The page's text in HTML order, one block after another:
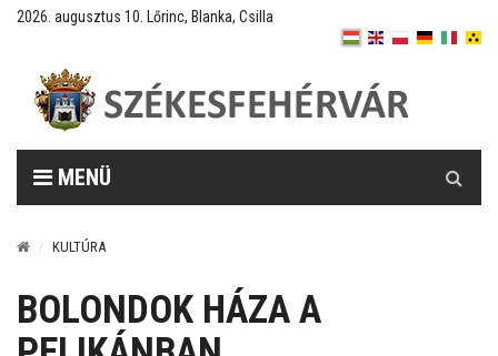
2026. augusztus 10. Lőrinc, Blanka, Csilla
MENÜ
KULTÚRA
BOLONDOK HÁZA A